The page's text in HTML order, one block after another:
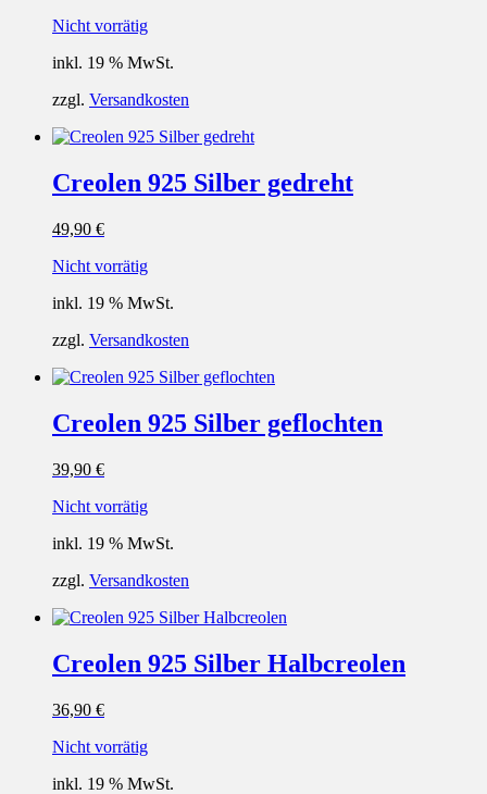
Nicht vorrätig
inkl. 19 % MwSt.
zzgl. Versandkosten
Creolen 925 Silber gedreht
49,90 €
Nicht vorrätig
inkl. 19 % MwSt.
zzgl. Versandkosten
Creolen 925 Silber geflochten
39,90 €
Nicht vorrätig
inkl. 19 % MwSt.
zzgl. Versandkosten
Creolen 925 Silber Halbcreolen
36,90 €
Nicht vorrätig
inkl. 19 % MwSt.